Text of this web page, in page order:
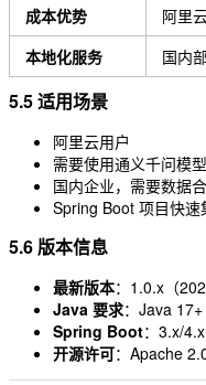
成本优势
阿里
本地化服务
国内
5.5 适用场景
阿里云用户
需要使用通义千问模型
国内企业，需要数据
Spring Boot 项目快速
5.6 版本信息
最新版本：1.0.x（
Java 要求：Java 17+
Spring Boot：3.x/4.x
开源许可：Apache